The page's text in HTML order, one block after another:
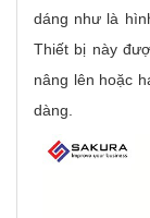
dáng như là
Thiết bị này
nâng lên hoặc
dàng.